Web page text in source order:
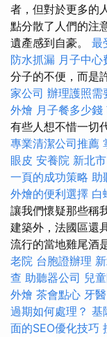
者，但對於更多的
點分散了人們的注
遺產感到自豪。 最
防水抓漏 月子中心
分子的不便，而是
家公司 辦理護照需
外燴 月子餐多少錢
有些人想不惜一切
專業清潔公司推薦
眼皮 安養院 新北市
一頁的成功策略 助
外燴的便利選擇 白
讓我們懷疑那些稱
建築外，法國區還
流行的當地雞尾酒
老院 台胞證辦理
查 助聽器公司 兒
外燴 茶會點心 牙醫
過期如何處理？ 基
面的SEO優化技巧